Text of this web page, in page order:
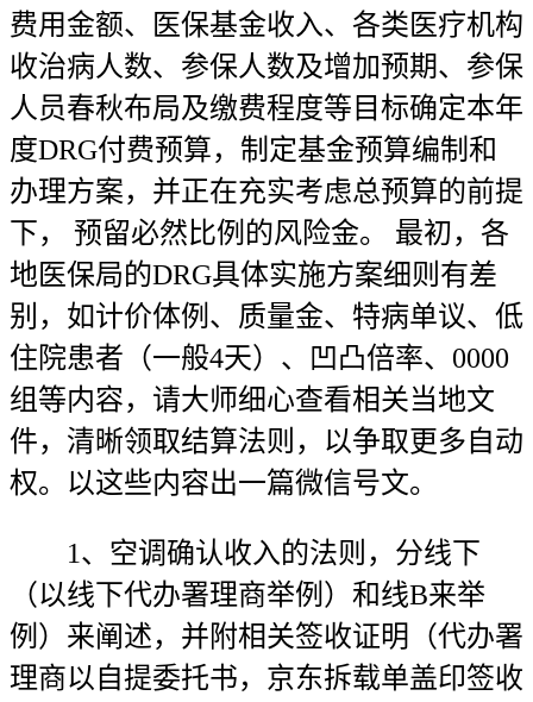
费用金额、医保基金收入、各类医疗机构
收治病人数、参保人数及增加预期、参保
人员春秋布局及缴费程度等目标确定本年
度DRG付费预算，制定基金预算编制和
办理方案，并正在充实考虑总预算的前提
下， 预留必然比例的风险金。 最初，各
地医保局的DRG具体实施方案细则有差
别，如计价体例、质量金、特病单议、低
住院患者（一般4天）、凹凸倍率、0000
组等内容，请大师细心查看相关当地文
件，清晰领取结算法则，以争取更多自动
权。以这些内容出一篇微信号文。
1、空调确认收入的法则，分线下
（以线下代办署理商举例）和线B来举
例）来阐述，并附相关签收证明（代办署
理商以自提委托书，京东拆载单盖印签收